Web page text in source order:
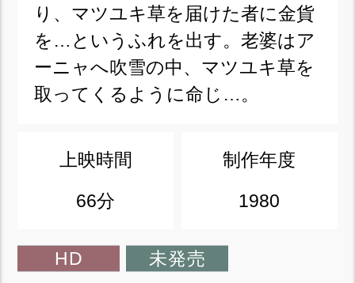
り、マツユキ草を届けた者に金貨
を…というふれを出す。老婆はア
ーニャへ吹雪の中、マツユキ草を
取ってくるように命じ…。
上映時間
66分
制作年度
1980
HD 未発売